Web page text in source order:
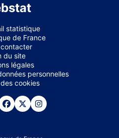
statistique
de France
du site
légales
personnelles
cookies